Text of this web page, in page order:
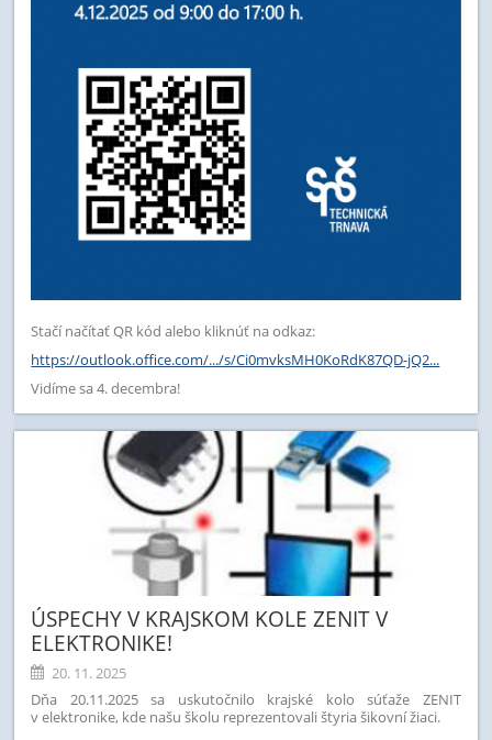
Stačí načítať QR kód alebo kliknúť na odkaz:
https://outlook.office.com/.../s/Ci0mvksMH0KoRdK87QD-jQ2...
Vidíme sa 4. decembra!
ÚSPECHY V KRAJSKOM KOLE ZENIT V
ELEKTRONIKE!
20. 11. 2025
Dňa 20.11.2025 sa uskutočnilo krajské kolo súťaže ZENIT
v elektronike, kde našu školu reprezentovali štyria šikovní žiaci.